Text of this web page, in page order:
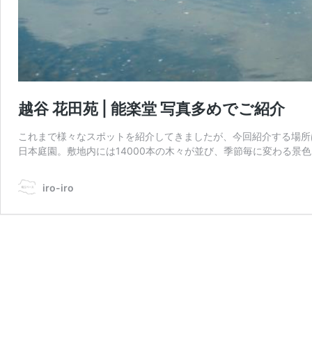
越谷 花田苑 | 能楽堂 写真多めでご紹介
これまで様々なスポットを紹介してきましたが、今回紹介する場
日本庭園。敷地内には14000本の木々が並び、季節毎に変わる景
iro-iro